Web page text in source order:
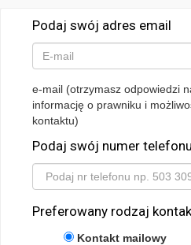
Podaj swój adres email
e-mail (otrzymasz odpowiedzi
informację o prawniku i
kontaktu)
Podaj swój numer telefonu
Preferowany rodzaj
Kontakt mailowy